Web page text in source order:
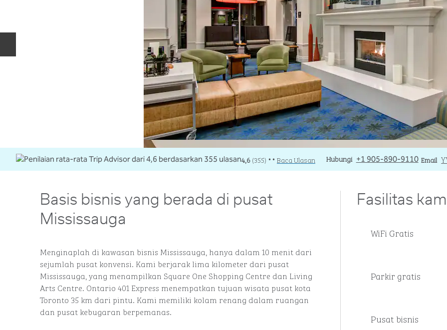
4,6(355) • • Baca Ulasan Hubungi
Panggilan+1 905-890-9110 Email
Email
Basis bisnis yang berada di pusat
Mississauga
Menginaplah di kawasan bisnis Mississauga, hanya dalam 10 menit dari
sejumlah pusat konvensi. Kami berjarak lima kilometer dari pusat
Mississauga, yang menampilkan Square One Shopping Centre dan Living
Arts Centre. Ontario 401 Express menempatkan tujuan wisata pusat kota
Toronto 35 km dari pintu. Kami memiliki kolam renang dalam ruangan
dan pusat kebugaran berpemanas.
Fasilitas
WiFi Gratis
Parkir gratis
Pusat bisnis